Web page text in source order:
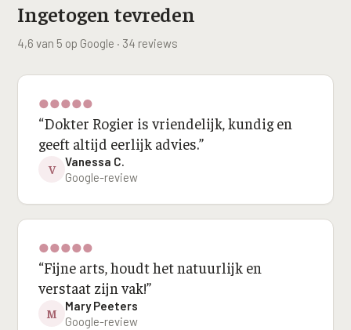
Ingetogen tevreden
4,6 van 5 op Google · 34 reviews
●●●●●
“Dokter Rogier is vriendelijk, kundig en
geeft altijd eerlijk advies.”
V
Vanessa C.
Google-review
●●●●●
“Fijne arts, houdt het natuurlijk en
verstaat zijn vak!”
M
Mary Peeters
Google-review